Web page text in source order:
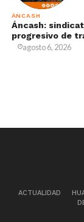
ÁNCASH
Áncash:
progresivo de
agosto 6, 2026
ACTUALIDAD